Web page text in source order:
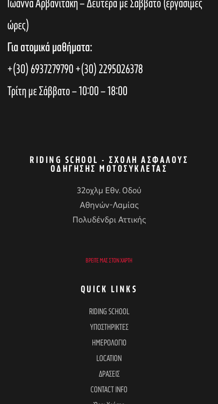
ώρες)
Για ατομικά μαθήματα:
+(30) 6937279790+(30) 2295026378
Τρίτη με Σάββατο – 10:00 – 18:00
RIDING SCHOOL - ΣΧΟΛΉ ΑΣΦΑΛΟΎΣ
ΟΔΉΓΗΣΗΣ ΜΟΤΟΣΥΚΛΈΤΑΣ
32οχλμ Εθν. Οδού
Αθηνών-Λαμίας
Πολυδένδρι Αττικής
ΒΡΕΊΤΕ ΜΑΣ ΣΤΟΝ ΧΆΡΤΗ
QUICK LINKS
RIDING SCHOOL
ΥΠΟΣΤΗΡΙΚΤΕΣ
ΗΜΕΡΟΛΟΓΙΟ
LOCATION
ΔΡΑΣΕΙΣ
CONTACT INFO